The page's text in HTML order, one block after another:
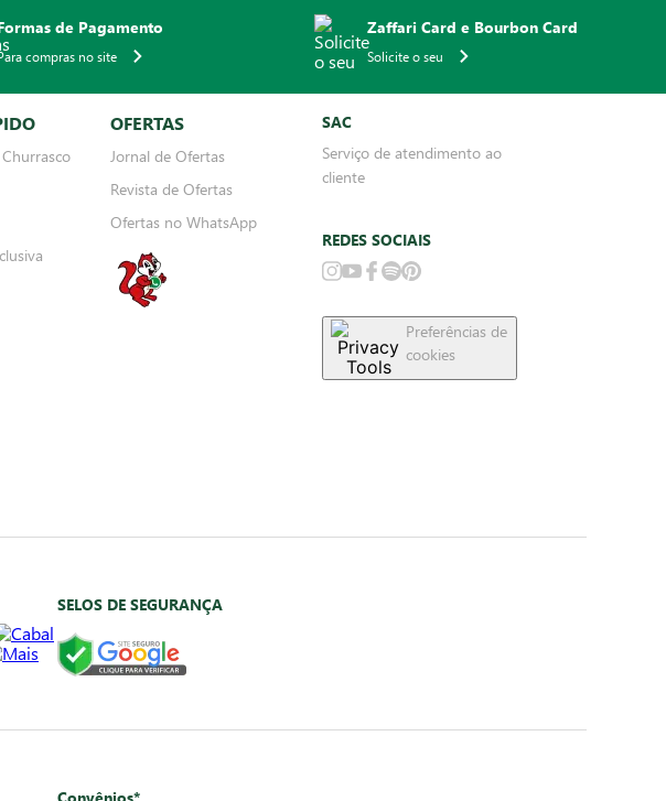
de Pagamento
compras no site
Zaffari Card e Bourbon Card
Solicite o seu
OFERTAS
Jornal de Ofertas
Revista de Ofertas
Ofertas no WhatsApp
SAC
Serviço de atendimento ao
cliente
REDES SOCIAIS
Preferências de
cookies
SELOS DE SEGURANÇA